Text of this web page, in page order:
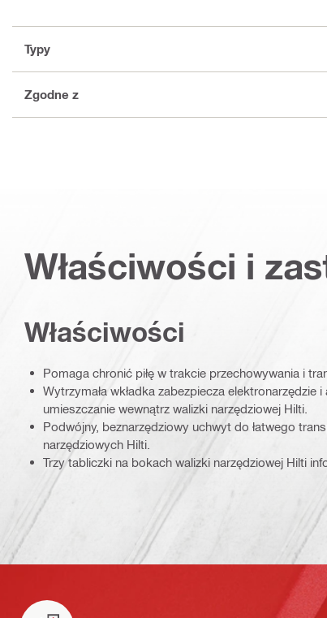
Typy
Zgodne z
Właściwości i
Właściwości
Pomaga chronić piłę w trakcie przechowywania i
Wytrzymała wkładka zabezpiecza elektronarzędzie
umieszczanie wewnątrz walizki narzędziowej Hilti.
Podwójny, beznarzędziowy uchwyt do łatwego
narzędziowych Hilti.
Trzy tabliczki na bokach walizki narzędziowej Hilti